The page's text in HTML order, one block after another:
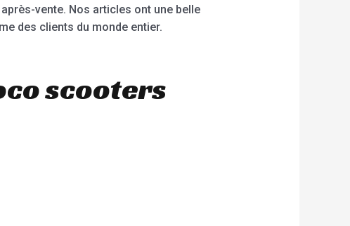
vente. Nos articles ont une belle
des clients du monde entier.
scooters